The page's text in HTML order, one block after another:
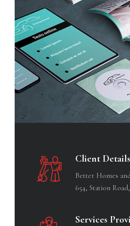
Client Details
Better Homes
654, Station
Services